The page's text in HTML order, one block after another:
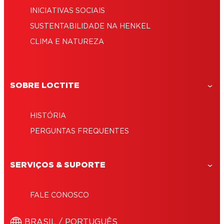
INICIATIVAS SOCIAIS
SUSTENTABILIDADE NA HENKEL
CLIMA E NATUREZA
SOBRE LOCTITE
HISTÓRIA
PERGUNTAS FREQUENTES
SERVIÇOS & SUPORTE
FALE CONOSCO
BRASIL / PORTUGUÊS